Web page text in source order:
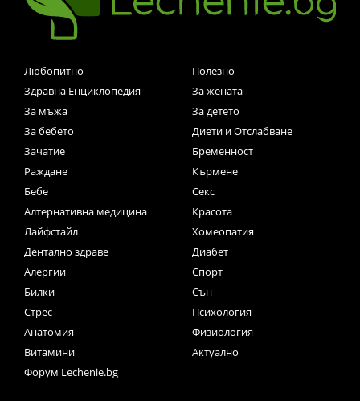
Любопитно
Полезно
Здравна Енциклопедия
За жената
За мъжа
За детето
За бебето
Диети и Отслабване
Зачатие
Бременност
Раждане
Кърмене
Бебе
Секс
Алтернативна медицина
Красота
Лайфстайл
Хомеопатия
Дентално здраве
Диабет
Алергии
Спорт
Билки
Сън
Стрес
Психология
Анатомия
Физиология
Витамини
Актуално
Форум Lechenie.bg